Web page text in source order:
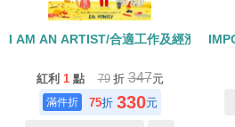
I AM AN ARTIST/合適工作及經濟成長
紅利 1 點 79 折347元
75折 330元